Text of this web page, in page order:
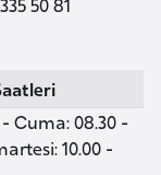
Cuma: 08.30 -
10.00 -